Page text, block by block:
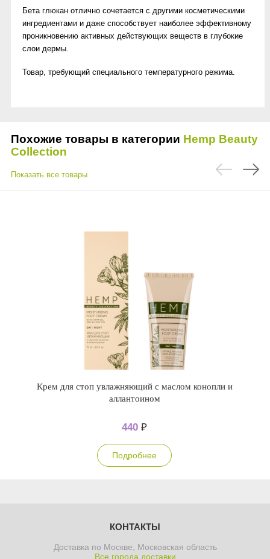
Бета глюкан отлично сочетается с другими косметическими
ингредиентами и даже способствует наиболее эффективному
проникновению активных действующих веществ в глубокие
слои дермы.
Товар, требующий специального температурного режима.
Похожие товары в категории Hemp Beauty
Collection
Показать все товары
Крем для стоп увлажняющий с маслом конопли и
аллантоином
440 ₽
Подробнее
КОНТАКТЫ
Доставка по Москве, Московская область
Все города доставки